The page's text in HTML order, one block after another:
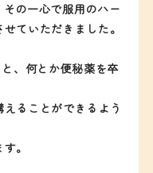
の一心で服用のハー
ていただきました。
、何とか便秘薬を卒
ることができるよう
。